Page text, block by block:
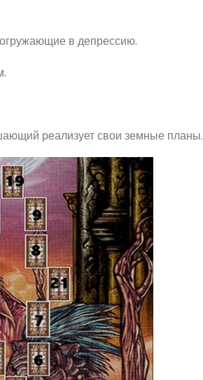
в депрессию.
реализует свои земные планы.